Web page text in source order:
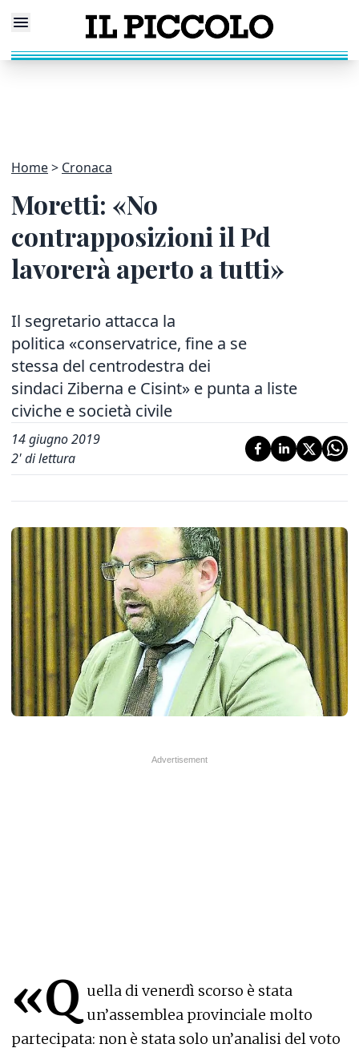
Home Cronaca
Moretti: «No
contrapposizioni il Pd
lavorerà aperto a tutti»
Il segretario attacca la
politica «conservatrice, fine a se
stessa del centrodestra dei
sindaci Ziberna e Cisint» e punta a liste
civiche e società civile
14 giugno 2019
2' di lettura
«Q uella di venerdì scorso è stata
un’assemblea provinciale molto
partecipata: non è stata solo un’analisi del voto